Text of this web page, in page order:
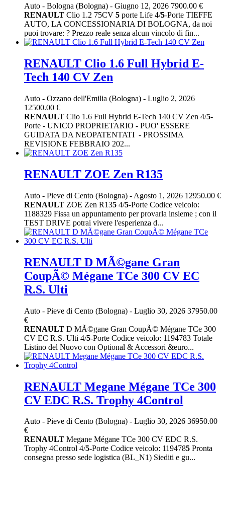
Auto - Bologna (Bologna) - Giugno 12, 2026 7900.00 €
RENAULT Clio 1.2 75CV 5 porte Life 4/5-Porte TIEFFE
AUTO, LA CONCESSIONARIA DI BOLOGNA, da noi
puoi trovare: ? Prezzo reale senza alcun vincolo di fin...
RENAULT Clio 1.6 Full Hybrid E-
Tech 140 CV Zen
Auto - Ozzano dell'Emilia (Bologna) - Luglio 2, 2026
12500.00 €
RENAULT Clio 1.6 Full Hybrid E-Tech 140 CV Zen 4/5-
Porte - UNICO PROPRIETARIO - PUO' ESSERE
GUIDATA DA NEOPATENTATI - PROSSIMA
REVISIONE FEBBRAIO 202...
RENAULT ZOE Zen R135
Auto - Pieve di Cento (Bologna) - Agosto 1, 2026 12950.00 €
RENAULT ZOE Zen R135 4/5-Porte Codice veicolo:
1188329 Fissa un appuntamento per provarla insieme ; con il
TEST DRIVE potrai vivere l'esperienza d...
RENAULT D MÃ©gane Gran
CoupÃ© Mégane TCe 300 CV EC
R.S. Ulti
Auto - Pieve di Cento (Bologna) - Luglio 30, 2026 37950.00
€
RENAULT D MÃ©gane Gran CoupÃ© Mégane TCe 300
CV EC R.S. Ulti 4/5-Porte Codice veicolo: 1194783 Totale
Listino del Nuovo con Optional & Accessori &euro...
RENAULT Megane Mégane TCe 300
CV EDC R.S. Trophy 4Control
Auto - Pieve di Cento (Bologna) - Luglio 30, 2026 36950.00
€
RENAULT Megane Mégane TCe 300 CV EDC R.S.
Trophy 4Control 4/5-Porte Codice veicolo: 1194785 Pronta
consegna presso sede logistica (BL_N1) Siediti e gu...